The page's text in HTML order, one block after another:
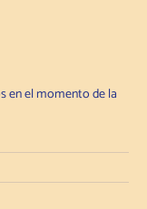
en el momento de la